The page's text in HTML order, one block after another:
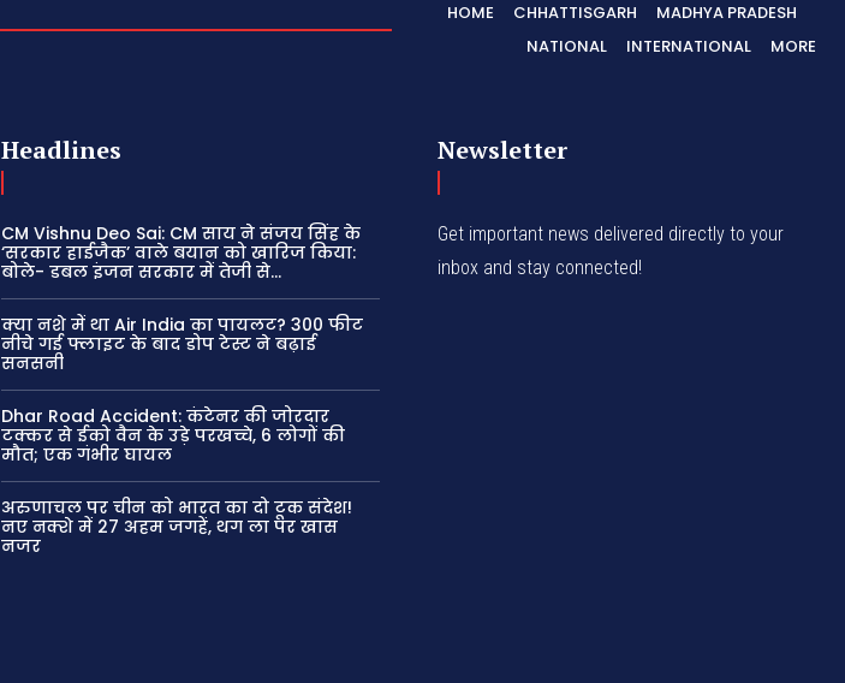
HOME CHHATTISGARH
MADHYA PRADESH
NATIONAL
INTERNATIONAL MORE
Headlines
CM Vishnu Deo Sai: CM साय ने संजय सिंह के
‘सरकार हाईजैक’ वाले बयान को खारिज किया:
बोले- डबल इंजन सरकार में तेजी से...
क्या नशे में था Air India का पायलट? 300 फीट
नीचे गई फ्लाइट के बाद डोप टेस्ट ने बढ़ाई
सनसनी
Dhar Road Accident: कंटेनर की जोरदार
टक्कर से ईको वैन के उड़े परखच्चे, 6 लोगों की
मौत; एक गंभीर घायल
अरुणाचल पर चीन को भारत का दो टूक संदेश!
नए नक्शे में 27 अहम जगहें, थग ला पर खास
नजर
Newsletter
Get important news delivered directly to your
inbox and stay connected!